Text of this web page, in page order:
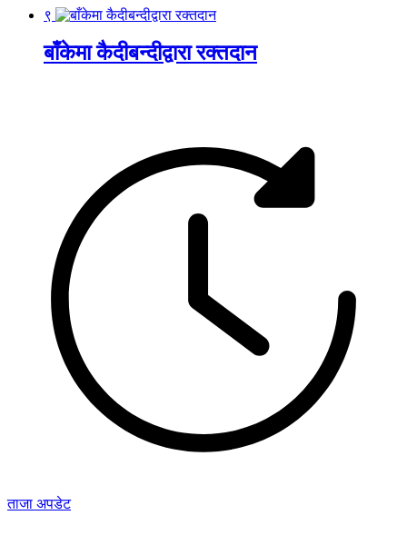
९
बाँकेमा कैदीबन्दीद्वारा रक्तदान
ताजा अपडेट